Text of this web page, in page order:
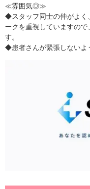
≪雰囲気◎≫
◆スタッフ同士の仲がよく
ークを重視していますの
す。
◆患者さんが緊張しないよ